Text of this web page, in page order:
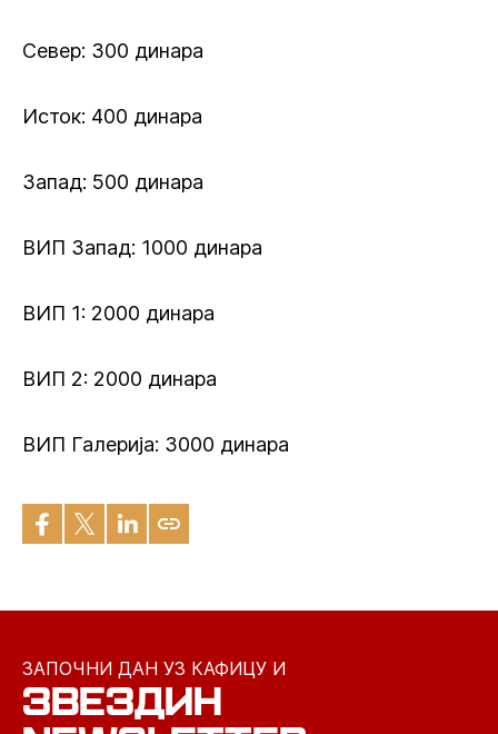
Север: 300 динара
Исток: 400 динара
Запад: 500 динара
ВИП Запад: 1000 динара
ВИП 1: 2000 динара
ВИП 2: 2000 динара
ВИП Галерија: 3000 динара
ЗАПОЧНИ ДАН УЗ КАФИЦУ И
ЗВЕЗДИН